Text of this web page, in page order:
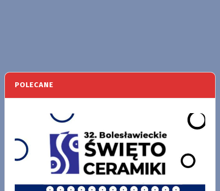
POLECANE